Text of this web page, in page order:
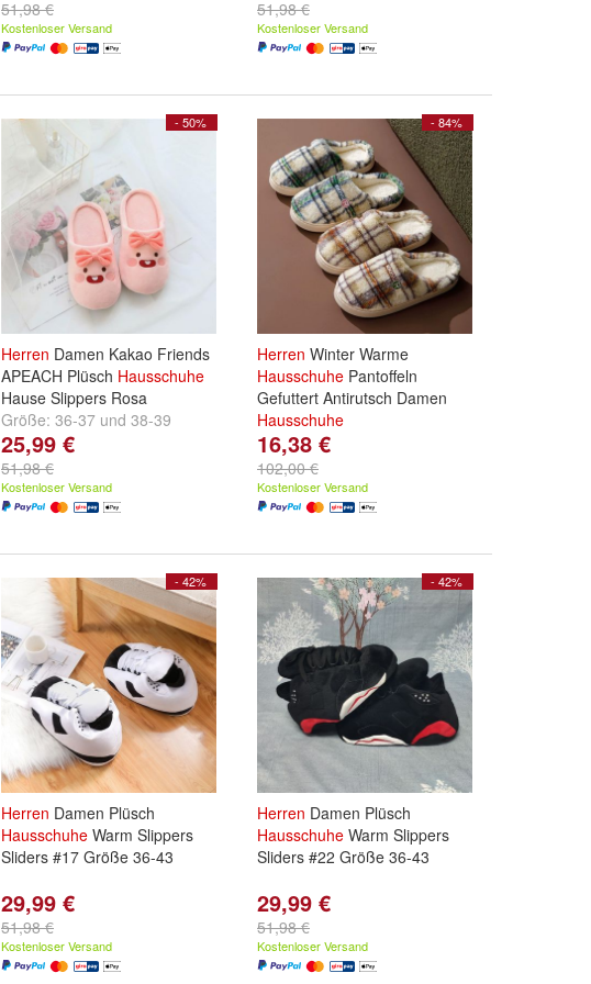
51,98 €
Kostenloser Versand
undweitere ...
51,98 €
Kostenloser Versand
- 50%
Herren Damen Kakao Friends
APEACH Plüsch Hausschuhe
Hause Slippers Rosa
Größe: 36-37 und 38-39
25,99 €
51,98 €
Kostenloser Versand
- 84%
Herren Winter Warme
Hausschuhe Pantoffeln
Gefuttert Antirutsch Damen
Hausschuhe
Farbe:Lila
weitere ...
16,38 €
102,00 €
Kostenloser Versand
- 42%
Herren Damen Plüsch
Hausschuhe Warm Slippers
Sliders #17 Größe 36-43
29,99 €
51,98 €
Kostenloser Versand
- 42%
Herren Damen Plüsch
Hausschuhe Warm Slippers
Sliders #22 Größe 36-43
29,99 €
51,98 €
Kostenloser Versand